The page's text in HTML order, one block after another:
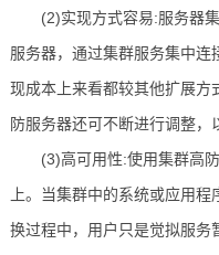
(2)实现方式容易:服务器
服务器，通过集群服务集中
现成本上来看都较其他扩展方
防服务器还可不断进行调整，
(3)高可用性:使用集群高
上。当集群中的系统或应用
换过程中，用户只是觉拟服务